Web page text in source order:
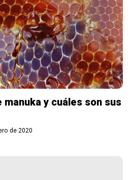
manuka y cuáles son sus
de 2020